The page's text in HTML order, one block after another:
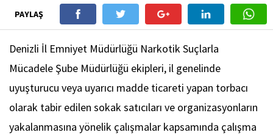
PAYLAŞ
Denizli İl Emniyet Müdürlüğü Narkotik Suçlarla
Mücadele Şube Müdürlüğü ekipleri, il genelinde
uyuşturucu veya uyarıcı madde ticareti yapan torbacı
olarak tabir edilen sokak satıcıları ve organizasyonların
yakalanmasına yönelik çalışmalar kapsamında çalışma